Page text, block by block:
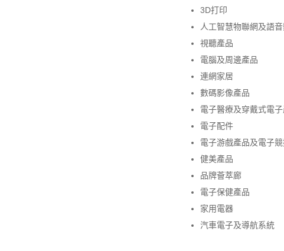
3D打印
人工智慧物聯網及語
視聽產品
電腦及周邊產品
連網家居
數碼影像產品
電子醫療及穿戴式電
電子配件
電子游戲產品及電子競
健美產品
品牌薈萃廊
電子保健產品
家用電器
汽車電子及導航系統